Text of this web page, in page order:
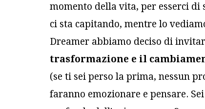
momento della vita, per esserci di
ci sta capitando, mentre lo
Dreamer abbiamo deciso di
trasformazione e il
(se ti sei perso la prima, nessun
faranno emozionare e pensare.